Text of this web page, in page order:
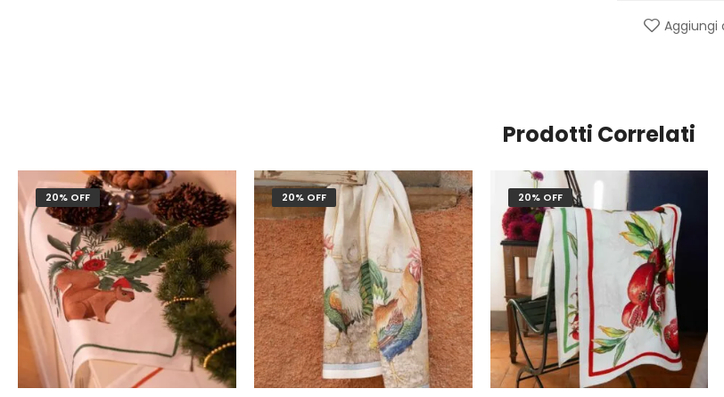
Aggiungi
Prodotti Correlati
20% OFF 20% OFF 20% OFF